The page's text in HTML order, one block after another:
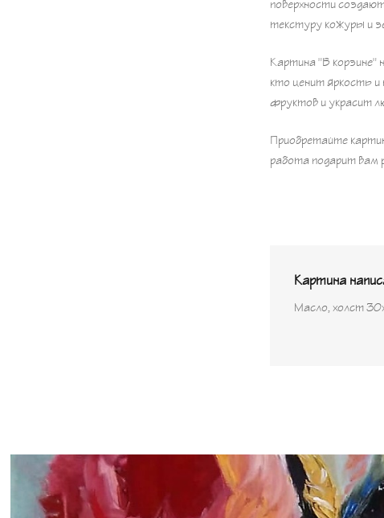
поверхности
текстуру кожуры и
Картина "В корзине"
кто ценит яркость
фруктов и украсит
Приобретайте
работа подарит вам
Картина
Масло, холст